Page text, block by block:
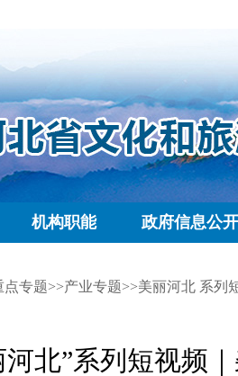
机构职能 政府信息公开
点专题>>产业专题>>美丽河北 系列
河北”系列短视频